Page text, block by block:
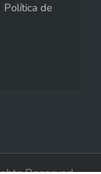
Política de